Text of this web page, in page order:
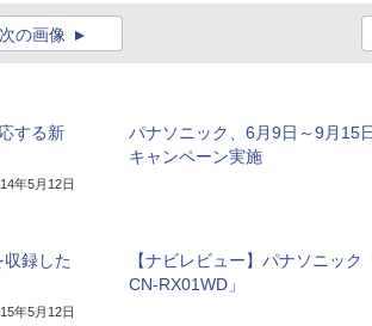
次の画像
する新
年5月12日
パナソニック、6月9日～9月15
キャンペーン実施
録した
年5月12日
【ナビレビュー】パナソニッ
CN-RX01WD」